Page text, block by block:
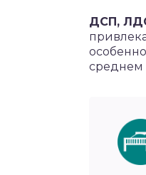
ДСП,
среднем